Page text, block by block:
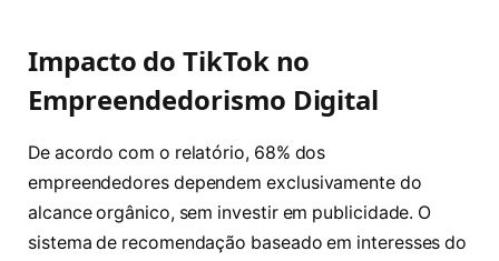
Impacto do TikTok no
Empreendedorismo Digital
De acordo com o relatório, 68% dos
empreendedores dependem exclusivamente do
alcance orgânico, sem investir em publicidade. O
sistema de recomendação baseado em interesses do